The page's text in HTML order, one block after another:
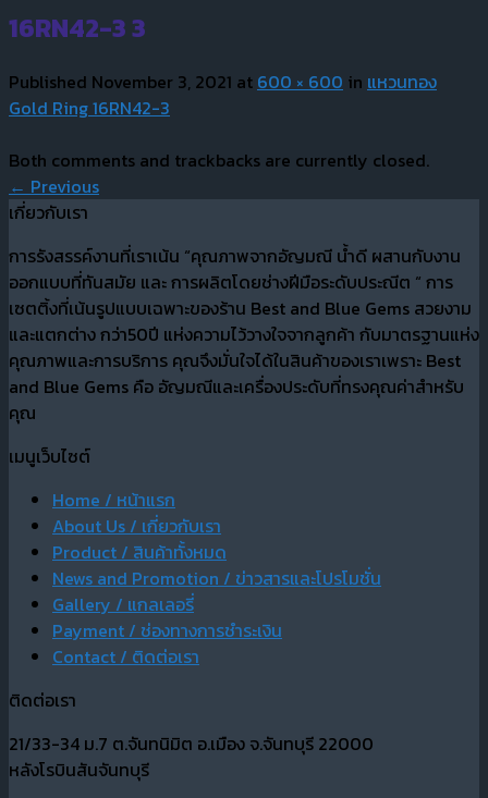
16RN42-3 3
Published November 3, 2021 at 600 × 600 in แหวนทอง
Gold Ring 16RN42-3
Both comments and trackbacks are currently closed.
← Previous
เกี่ยวกับเรา
การรังสรรค์งานที่เราเน้น “คุณภาพจากอัญมณี น้ำดี ผสานกับงาน
ออกแบบที่ทันสมัย และ การผลิตโดยช่างฝีมือระดับประณีต “ การ
เซตติ้งที่เน้นรูปแบบเฉพาะของร้าน Best and Blue Gems สวยงาม
และแตกต่าง กว่า50ปี แห่งความไว้วางใจจากลูกค้า กับมาตรฐานแห่ง
คุณภาพและการบริการ คุณจึงมั่นใจได้ในสินค้าของเราเพราะ Best
and Blue Gems คือ อัญมณีและเครื่องประดับที่ทรงคุณค่าสำหรับ
คุณ
เมนูเว็บไซต์
Home / หน้าแรก
About Us / เกี่ยวกับเรา
Product / สินค้าทั้งหมด
News and Promotion / ข่าวสารและโปรโมชั่น
Gallery / แกลเลอรี่
Payment / ช่องทางการชำระเงิน
Contact / ติดต่อเรา
ติดต่อเรา
21/33-34 ม.7 ต.จันทนิมิต อ.เมือง จ.จันทบุรี 22000
หลังโรบินสันจันทบุรี